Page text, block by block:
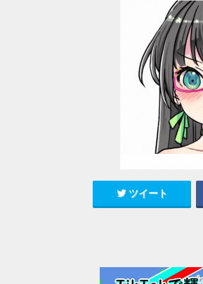
ツイート